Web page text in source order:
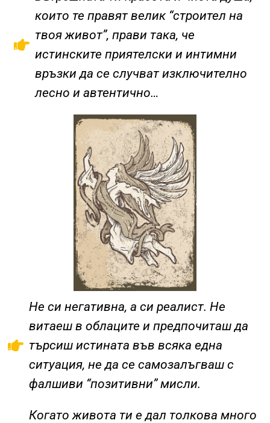
които те правят велик “строител на
твоя живот”, прави така, че
истинските приятелски и интимни
връзки да се случват изключително
лесно и автентично…
Не си негативна, а си реалист. Не
витаеш в облаците и предпочиташ да
търсиш истината във всяка една
ситуация, не да се самозалъгваш с
фалшиви “позитивни” мисли.
Когато живота ти е дал толкова много